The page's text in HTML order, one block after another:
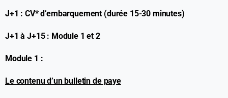
J+1 : CV* d’embarquement (durée 15-30 minutes)
J+1 à J+15 : Module 1 et 2
Module 1 :
Le contenu d’un bulletin de paye